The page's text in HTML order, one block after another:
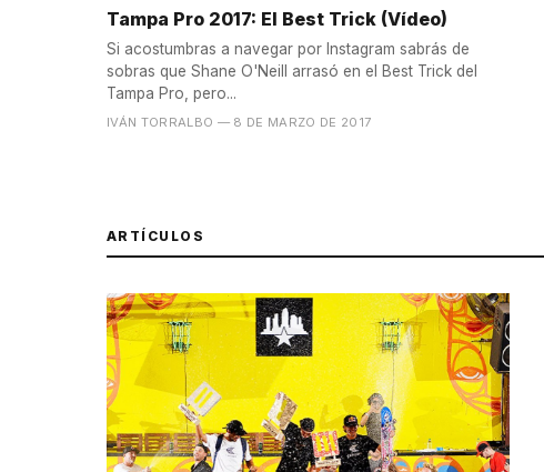
Tampa Pro 2017: El Best Trick (Vídeo)
Si acostumbras a navegar por Instagram sabrás de
sobras que Shane O'Neill arrasó en el Best Trick del
Tampa Pro, pero...
IVÁN TORRALBO — 8 DE MARZO DE 2017
ARTÍCULOS